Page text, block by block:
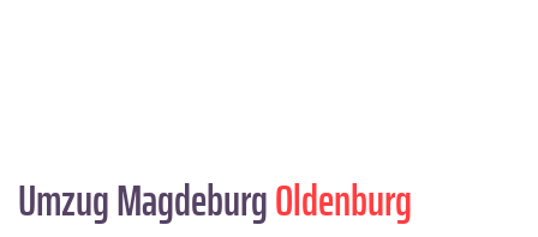
Umzug MagdeburgOldenburg